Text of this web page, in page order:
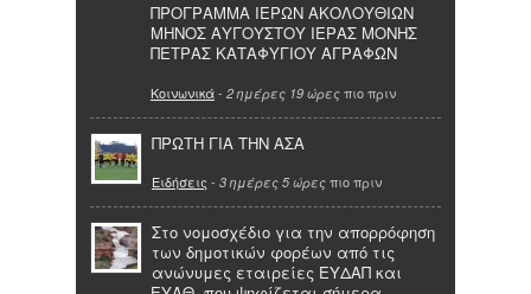
ΠΡΟΓΡΑΜΜΑ ΙΕΡΩΝ ΑΚΟΛΟΥΘΙΩΝ
ΜΗΝΟΣ ΑΥΓΟΥΣΤΟΥ ΙΕΡΑΣ ΜΟΝΗΣ
ΠΕΤΡΑΣ ΚΑΤΑΦΥΓΙΟΥ ΑΓΡΑΦΩΝ
Κοινωνικά- 2 ημέρες 19 ώρες πιο πριν
ΠΡΩΤΗ ΓΙΑ ΤΗΝ ΑΣΑ
Ειδήσεις - 3 ημέρες 5 ώρες πιο πριν
Στο νομοσχέδιο για την απορρόφηση
των δημοτικών φορέων από τις
ανώνυμες εταιρείες ΕΥΔΑΠ και